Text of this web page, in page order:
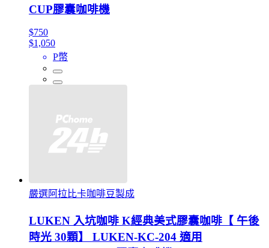
CUP膠囊咖啡機
$750
$1,050
P幣
嚴選阿拉比卡咖啡豆製成
LUKEN 入坑咖啡 K經典美式膠囊咖啡【 午後
時光 30顆】 LUKEN-KC-204 適用